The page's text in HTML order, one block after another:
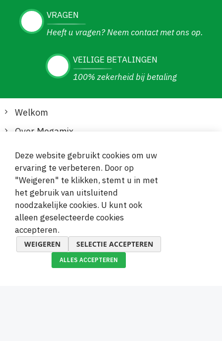
VRAGEN
Heeft u vragen? Neem contact met ons op.
VEILIGE BETALINGEN
100% zekerheid bij betaling
Welkom
Over Megamix
Informatie
Klantenservice
Veilige en gemakkelijke betalingen
Deze website gebruikt cookies om uw
ervaring te verbeteren. Door op
"Weigeren" te klikken, stemt u in met
het gebruik van uitsluitend
noodzakelijke cookies. U kunt ook
alleen geselecteerde cookies
accepteren.
WEIGEREN SELECTIE ACCEPTEREN
ALLES ACCEPTEREN